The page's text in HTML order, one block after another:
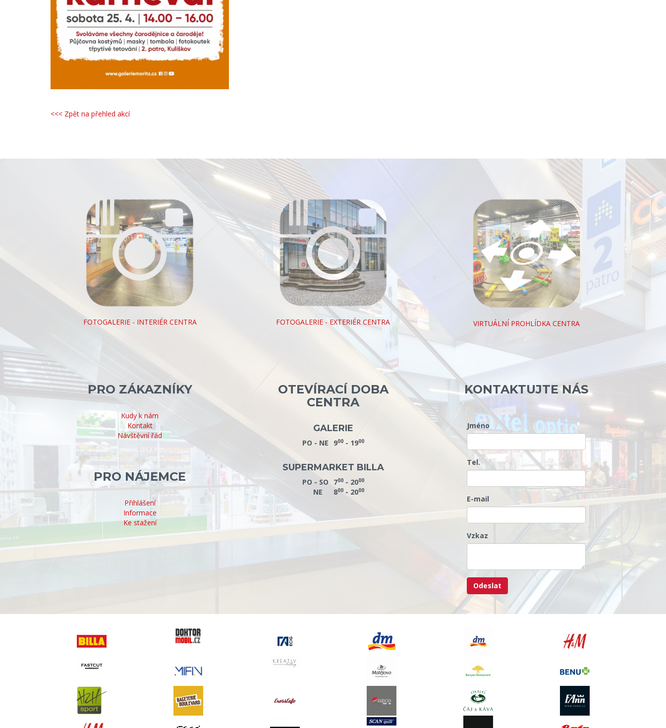
<<< Zpět na přehled akcí
FOTOGALERIE - INTERIÉR CENTRA FOTOGALERIE - EXTERIÉR CENTRA VIRTUÁLNÍ PROHLÍDKA CENTRA
PRO ZÁKAZNÍKY
Kudy k nám
Kontakt
Návštěvní řád
PRO NÁJEMCE
Přihlášení
Informace
Ke stažení
OTEVÍRACÍ DOBA
CENTRA
GALERIE
PO - NE 900- 1900
SUPERMARKET BILLA
PO - SO 700- 2000
NE 800- 2000
KONTAKTUJTE NÁS
Jméno
Tel.
E-mail
Vzkaz